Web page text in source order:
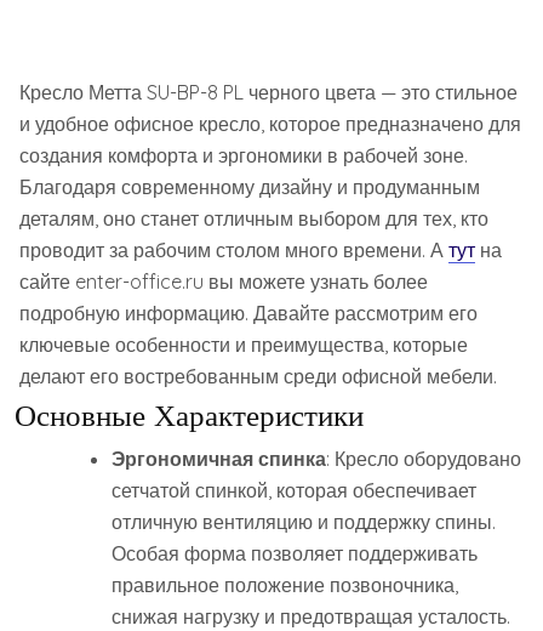
Кресло Метта SU-BP-8 PL черного цвета — это стильное
и удобное офисное кресло, которое предназначено для
создания комфорта и эргономики в рабочей зоне.
Благодаря современному дизайну и продуманным
деталям, оно станет отличным выбором для тех, кто
проводит за рабочим столом много времени. А тут на
сайте enter-office.ru вы можете узнать более
подробную информацию. Давайте рассмотрим его
ключевые особенности и преимущества, которые
делают его востребованным среди офисной мебели.
Основные Характеристики
Эргономичная спинка: Кресло оборудовано
сетчатой спинкой, которая обеспечивает
отличную вентиляцию и поддержку спины.
Особая форма позволяет поддерживать
правильное положение позвоночника,
снижая нагрузку и предотвращая усталость.